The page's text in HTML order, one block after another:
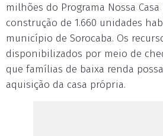
milhões do Programa Nossa
construção de 1.660 unidades
município de Sorocaba. Os
disponibilizados por meio de
que famílias de baixa renda
aquisição da casa própria.